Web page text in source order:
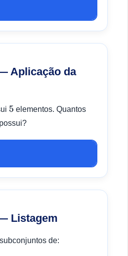
Aplicação da
5 elementos. Quantos
Listagem
de: